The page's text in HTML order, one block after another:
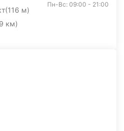
(116 м)
км)
Пн-Вс: 09:00 - 21:00